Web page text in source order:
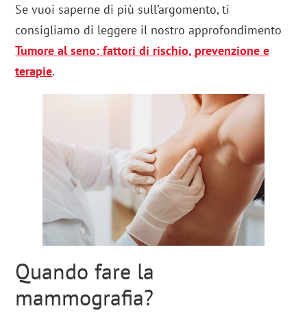
Se vuoi saperne di più sull’argomento, ti
consigliamo di leggere il nostro approfondimento
Tumore al seno: fattori di rischio, prevenzione e
terapie.
Quando fare la
mammografia?